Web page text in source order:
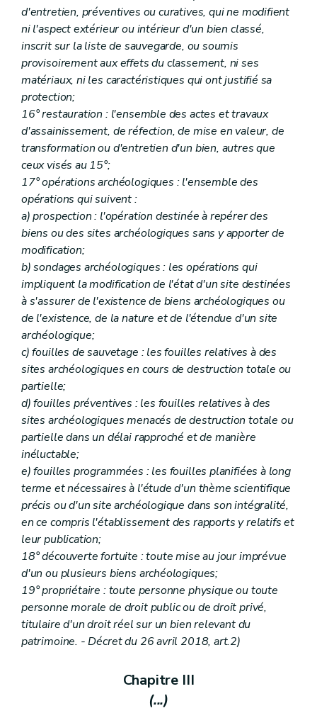
Titre premier
Art. 237/1
Titre II (...)
Art. 237/2
Titre III (...)
Art. 237/3 à 237/8
Titre IV (...)
Chapitre premier
Art. 237/9 à 237/11
Chapitre II (...)
Art. 237/12 à 237/15
Chapitre III (...)
Art. 237/16 et 237/17
Chapitre IV (...)
Art. 237/18 à 237/20
Chapitre V (...)
Section première (...)
Art. 237/21 et 237/22
Section 2
Art. 237/23 et 237/25
Section 3 (...)
Art. 237/25
Section 4 (...)
Art. 237/26
Titre V
Chapitre premier
Art. 237/27 à 237/29
Chapitre II (...)
Chapitre III
Art. 237/31
Titre VI (...)
Art. 237/32 à 237/34
Titre VII
Chapitre premier
Art. 237/35
Chapitre II (...)
Art. 237/36 à 237/39
Livre IV Des mesures d'exécution
Titre premier Des mesures d'exécution du livre I
Chapitre premier
Section première De la commission régionale et de ses sections
Section Constitution
Art. 238
Section Siège
Art. 239
Section Sections
Art. 240
Composition des sections
Section Composition de la commission
Présidence
d'entretien, préventives ou curatives, qui ne modifient
ni l'aspect extérieur ou intérieur d'un bien classé,
inscrit sur la liste de sauvegarde, ou soumis
provisoirement aux effets du classement, ni ses
matériaux, ni les caractéristiques qui ont justifié sa
protection;
16° restauration : l'ensemble des actes et travaux
d'assainissement, de réfection, de mise en valeur, de
transformation ou d'entretien d'un bien, autres que
ceux visés au 15°;
17° opérations archéologiques : l'ensemble des
opérations qui suivent :
a) prospection : l'opération destinée à repérer des
biens ou des sites archéologiques sans y apporter de
modification;
b) sondages archéologiques : les opérations qui
impliquent la modification de l'état d'un site destinées
à s'assurer de l'existence de biens archéologiques ou
de l'existence, de la nature et de l'étendue d'un site
archéologique;
c) fouilles de sauvetage : les fouilles relatives à des
sites archéologiques en cours de destruction totale ou
partielle;
d) fouilles préventives : les fouilles relatives à des
sites archéologiques menacés de destruction totale ou
partielle dans un délai rapproché et de manière
inéluctable;
e) fouilles programmées : les fouilles planifiées à long
terme et nécessaires à l'étude d'un thème scientifique
précis ou d'un site archéologique dans son intégralité,
en ce compris l'établissement des rapports y relatifs et
leur publication;
18° découverte fortuite : toute mise au jour imprévue
d'un ou plusieurs biens archéologiques;
19° propriétaire : toute personne physique ou toute
personne morale de droit public ou de droit privé,
titulaire d'un droit réel sur un bien relevant du
patrimoine. - Décret du 26 avril 2018, art.2)
Chapitre III
(...)